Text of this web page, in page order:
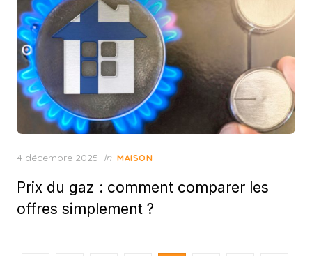
Posted
4 décembre 2025 in MAISON
Prix du gaz : comment comparer les
offres simplement ?